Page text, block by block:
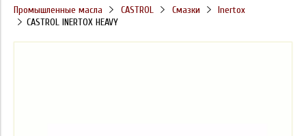
Промышленные масла CASTROL Смазки
Inertox
CASTROL INERTOX HEAVY